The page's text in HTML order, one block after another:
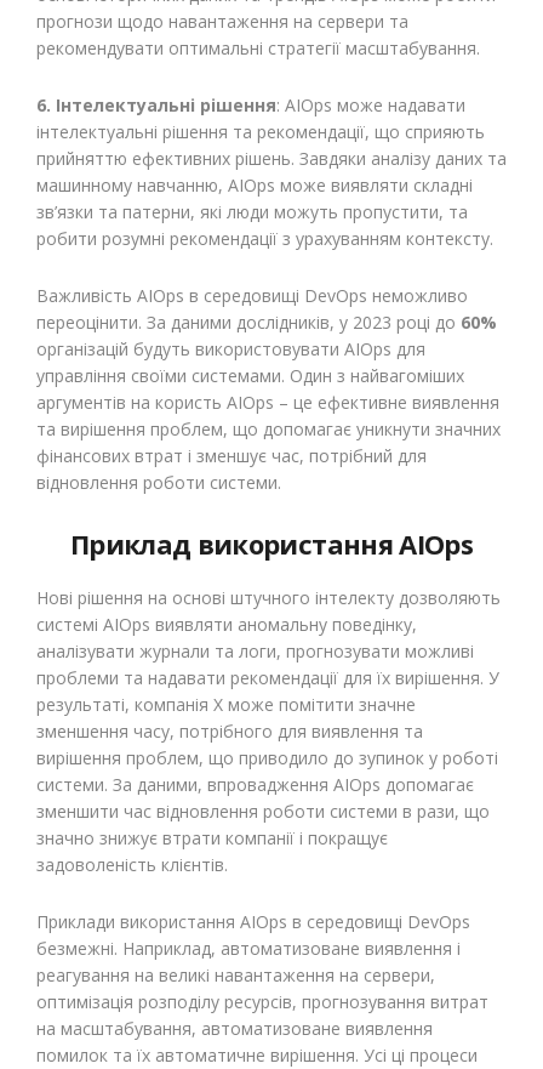
прогнози щодо навантаження на сервери та
рекомендувати оптимальні стратегії масштабування.
6. Інтелектуальні рішення: AIOps може надавати
інтелектуальні рішення та рекомендації, що сприяють
прийняттю ефективних рішень. Завдяки аналізу даних та
машинному навчанню, AIOps може виявляти складні
зв’язки та патерни, які люди можуть пропустити, та
робити розумні рекомендації з урахуванням контексту.
Важливість AIOps в середовищі DevOps неможливо
переоцінити. За даними дослідників, у 2023 році до 60%
організацій будуть використовувати AIOps для
управління своїми системами. Один з найвагоміших
аргументів на користь AIOps – це ефективне виявлення
та вирішення проблем, що допомагає уникнути значних
фінансових втрат і зменшує час, потрібний для
відновлення роботи системи.
Приклад використання AIOps
Нові рішення на основі штучного інтелекту дозволяють
системі AIOps виявляти аномальну поведінку,
аналізувати журнали та логи, прогнозувати можливі
проблеми та надавати рекомендації для їх вирішення. У
результаті, компанія X може помітити значне
зменшення часу, потрібного для виявлення та
вирішення проблем, що приводило до зупинок у роботі
системи. За даними, впровадження AIOps допомагає
зменшити час відновлення роботи системи в рази, що
значно знижує втрати компанії і покращує
задоволеність клієнтів.
Приклади використання AIOps в середовищі DevOps
безмежні. Наприклад, автоматизоване виявлення і
реагування на великі навантаження на сервери,
оптимізація розподілу ресурсів, прогнозування витрат
на масштабування, автоматизоване виявлення
помилок та їх автоматичне вирішення. Усі ці процеси